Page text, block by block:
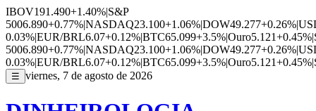
IBOV191.490+1.40%|S&P
5006.890+0.77%|NASDAQ23.100+1.06%|DOW49.277+0.26%|
0.03%|EUR/BRL6.07+0.12%|BTC65.099+3.5%|Ouro5.121+0.45%|
5006.890+0.77%|NASDAQ23.100+1.06%|DOW49.277+0.26%|
0.03%|EUR/BRL6.07+0.12%|BTC65.099+3.5%|Ouro5.121+0.45%|
☰ viernes, 7 de agosto de 2026